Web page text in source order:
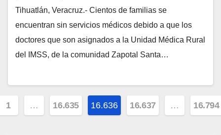
Tihuatlán, Veracruz.- Cientos de familias se
encuentran sin servicios médicos debido a que los
doctores que son asignados a la Unidad Médica Rural
del IMSS, de la comunidad Zapotal Santa…
1 … 16.635 16.636 16.637 … 16.794